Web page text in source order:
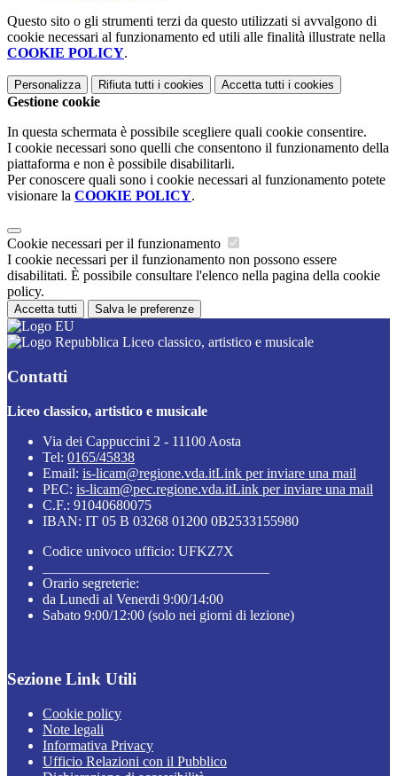
Questo sito o gli strumenti terzi da questo utilizzati si avvalgono di
cookie necessari al funzionamento ed utili alle finalità illustrate nella
COOKIE POLICY.
Personalizza Rifiuta tutti i cookies Accetta tutti i cookies
Gestione cookie
In questa schermata è possibile scegliere quali cookie consentire.
I cookie necessari sono quelli che consentono il funzionamento della
piattaforma e non è possibile disabilitarli.
Per conoscere quali sono i cookie necessari al funzionamento potete
visionare la COOKIE POLICY.
Cookie necessari per il funzionamento
I cookie necessari per il funzionamento non possono essere
disabilitati. È possibile consultare l'elenco nella pagina della cookie
policy.
Accetta tutti Salva le preferenze
Liceo classico, artistico e musicale
Contatti
Liceo classico, artistico e musicale
Via dei Cappuccini 2 - 11100 Aosta
Tel: 0165/45838
Email: is-licam@regione.vda.itLink per inviare una mail
PEC: is-licam@pec.regione.vda.itLink per inviare una mail
C.F.: 91040680075
IBAN: IT 05 B 03268 01200 0B2533155980
Codice univoco ufficio: UFKZ7X
Orario segreterie:
da Lunedi al Venerdi 9:00/14:00
Sabato 9:00/12:00 (solo nei giorni di lezione)
Sezione Link Utili
Cookie policy
Note legali
Informativa Privacy
Ufficio Relazioni con il Pubblico